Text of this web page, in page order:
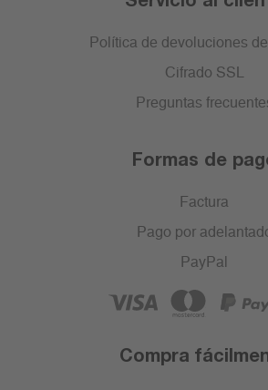
Política de devoluciones
Cifrado SSL
Preguntas
Formas de
Factura
Pago por
PayPal
Compra